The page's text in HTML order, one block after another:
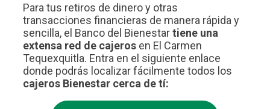
Para tus retiros de dinero y otras
transacciones financieras de manera rápida y
sencilla, el Banco del Bienestartiene una
extensa red de cajeros en El Carmen
Tequexquitla. Entra en el siguiente enlace
donde podrás localizar fácilmente todos los
cajeros Bienestar cerca de tí: